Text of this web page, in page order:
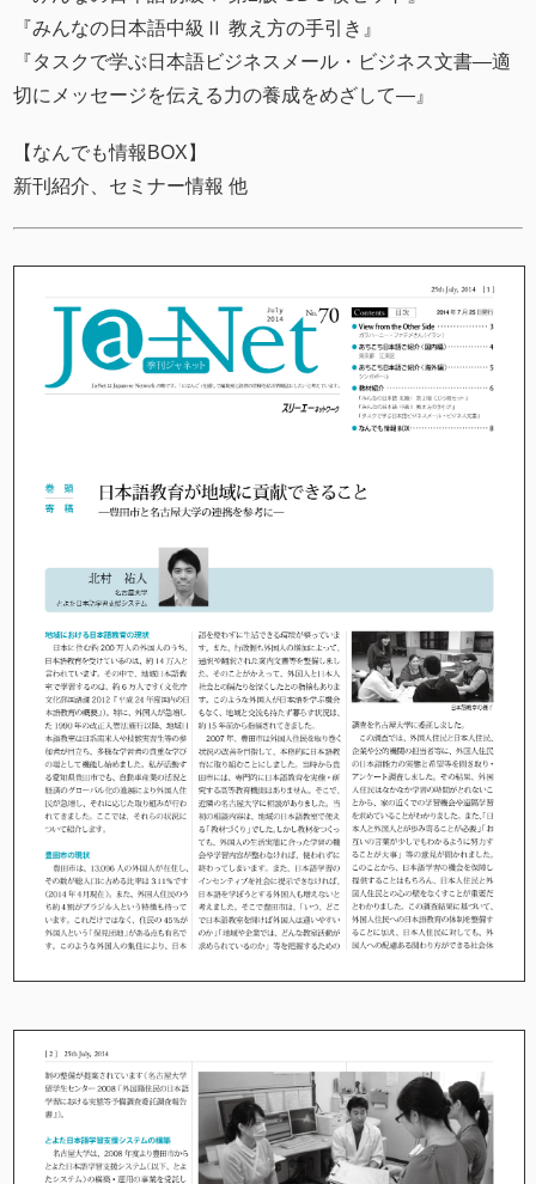
『みんなの日本語中級Ⅱ 教え方の手引き』
『タスクで学ぶ日本語ビジネスメール・ビジネス文書―適
切にメッセージを伝える力の養成をめざして―』
【なんでも情報BOX】
新刊紹介、セミナー情報 他